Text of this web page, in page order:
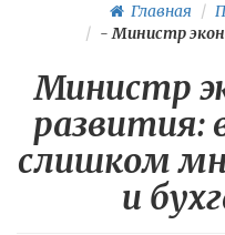
Главная
-Министр
Министр
развития:
слишком
и